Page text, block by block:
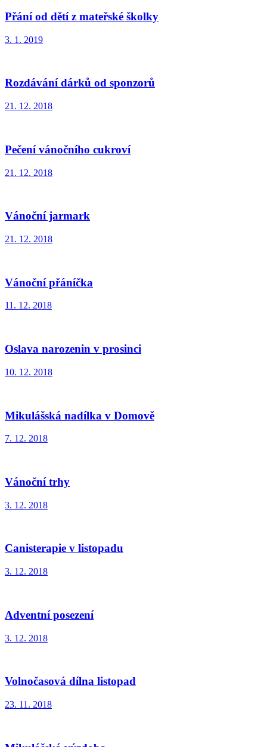
Přání od dětí z mateřské školky
3. 1. 2019
Rozdávání dárků od sponzorů
21. 12. 2018
Pečení vánočního cukroví
21. 12. 2018
Vánoční jarmark
21. 12. 2018
Vánoční přáníčka
11. 12. 2018
Oslava narozenin v prosinci
10. 12. 2018
Mikulášská nadílka v Domově
7. 12. 2018
Vánoční trhy
3. 12. 2018
Canisterapie v listopadu
3. 12. 2018
Adventní posezení
3. 12. 2018
Volnočasová dílna listopad
23. 11. 2018